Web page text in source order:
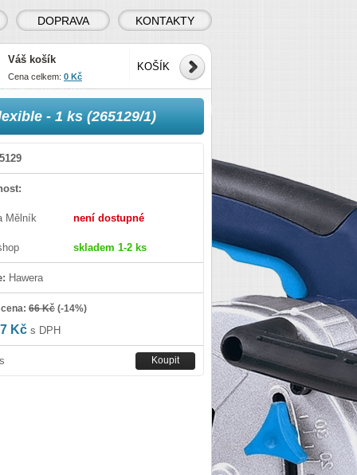
- 1 ks (265129/1)
Mělník není dostupné
skladem 1-2 ks
Hawera
66 Kč (-14%)
Kč s DPH
DOPRAVA KONTAKTY
KOŠÍK
Váš košík
Cena celkem: 0 Kč